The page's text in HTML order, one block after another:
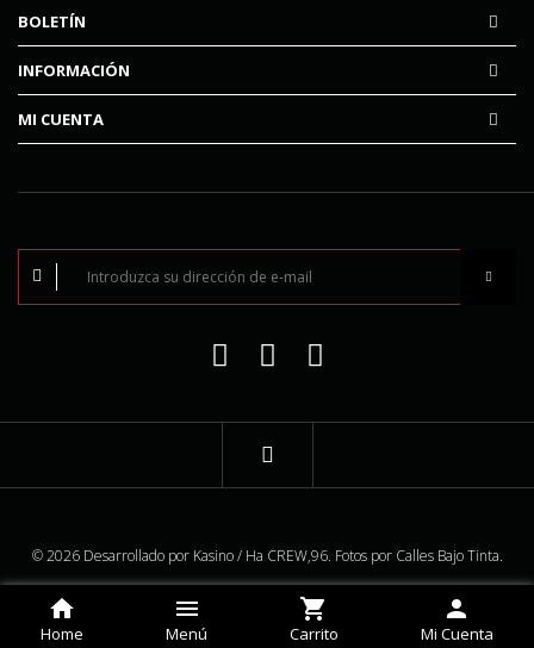
Home Menú Carrito Mi Cuenta
BOLETÍN
INFORMACIÓN
MI CUENTA
© 2026 Desarrollado por Kasino / Ha CREW,96. Fotos por Calles Bajo Tinta.